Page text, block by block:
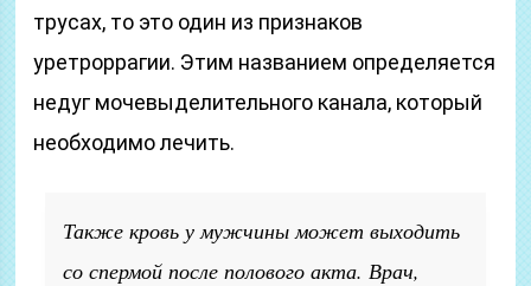
трусах, то это один из признаков
уретроррагии. Этим названием определяется
недуг мочевыделительного канала, который
необходимо лечить.
Также кровь у мужчины может выходить
со спермой после полового акта. Врач,